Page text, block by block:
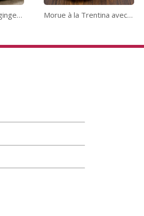
Saumon gratiné au gingembre Morue à la Trentina avec pommes de terre